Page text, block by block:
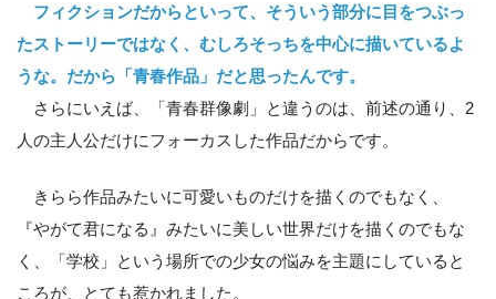
フィクションだからといって、そういう部分に目をつぶっ
たストーリーではなく、むしろそっちを中心に描いているよ
うな。だから「青春作品」だと思ったんです。
さらにいえば、「青春群像劇」と違うのは、前述の通り、2
人の主人公だけにフォーカスした作品だからです。
きらら作品みたいに可愛いものだけを描くのでもなく、
『やがて君になる』みたいに美しい世界だけを描くのでもな
く、「学校」という場所での少女の悩みを主題にしていると
ころが、とても惹かれました。